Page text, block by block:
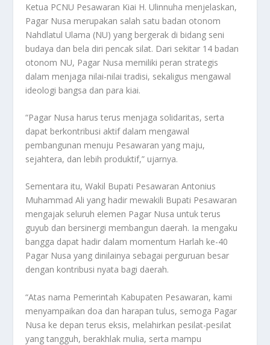
Ketua PCNU Pesawaran Kiai H. Ulinnuha menjelaskan,
Pagar Nusa merupakan salah satu badan otonom
Nahdlatul Ulama (NU) yang bergerak di bidang seni
budaya dan bela diri pencak silat. Dari sekitar 14 badan
otonom NU, Pagar Nusa memiliki peran strategis
dalam menjaga nilai-nilai tradisi, sekaligus mengawal
ideologi bangsa dan para kiai.
“Pagar Nusa harus terus menjaga solidaritas, serta
dapat berkontribusi aktif dalam mengawal
pembangunan menuju Pesawaran yang maju,
sejahtera, dan lebih produktif,” ujarnya.
Sementara itu, Wakil Bupati Pesawaran Antonius
Muhammad Ali yang hadir mewakili Bupati Pesawaran
mengajak seluruh elemen Pagar Nusa untuk terus
guyub dan bersinergi membangun daerah. Ia mengaku
bangga dapat hadir dalam momentum Harlah ke-40
Pagar Nusa yang dinilainya sebagai perguruan besar
dengan kontribusi nyata bagi daerah.
“Atas nama Pemerintah Kabupaten Pesawaran, kami
menyampaikan doa dan harapan tulus, semoga Pagar
Nusa ke depan terus eksis, melahirkan pesilat-pesilat
yang tangguh, berakhlak mulia, serta mampu